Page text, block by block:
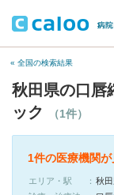
« 全国の検索結果
秋田県の口唇
ック
（1件）
1件の医療機関
エリア・駅
秋